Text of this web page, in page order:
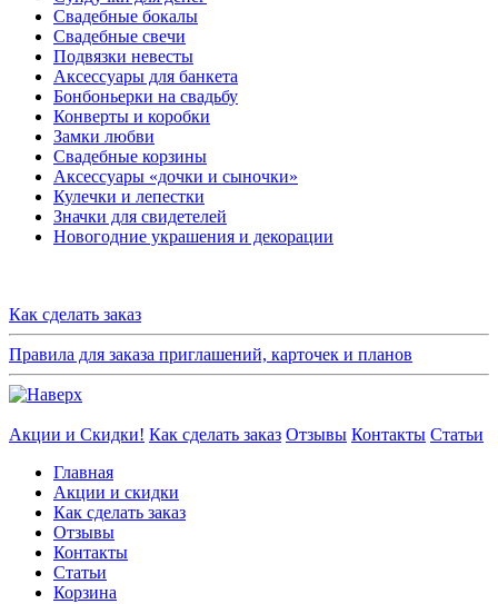
Свадебные бокалы
Свадебные свечи
Подвязки невесты
Аксессуары для банкета
Бонбоньерки на свадьбу
Конверты и коробки
Замки любви
Свадебные корзины
Аксессуары «дочки и сыночки»
Кулечки и лепестки
Значки для свидетелей
Новогодние украшения и декорации
Как сделать заказ
Правила для заказа приглашений, карточек и планов
Акции и Скидки! Как сделать заказ Отзывы Контакты Статьи
Главная
Акции и скидки
Как сделать заказ
Отзывы
Контакты
Статьи
Корзина